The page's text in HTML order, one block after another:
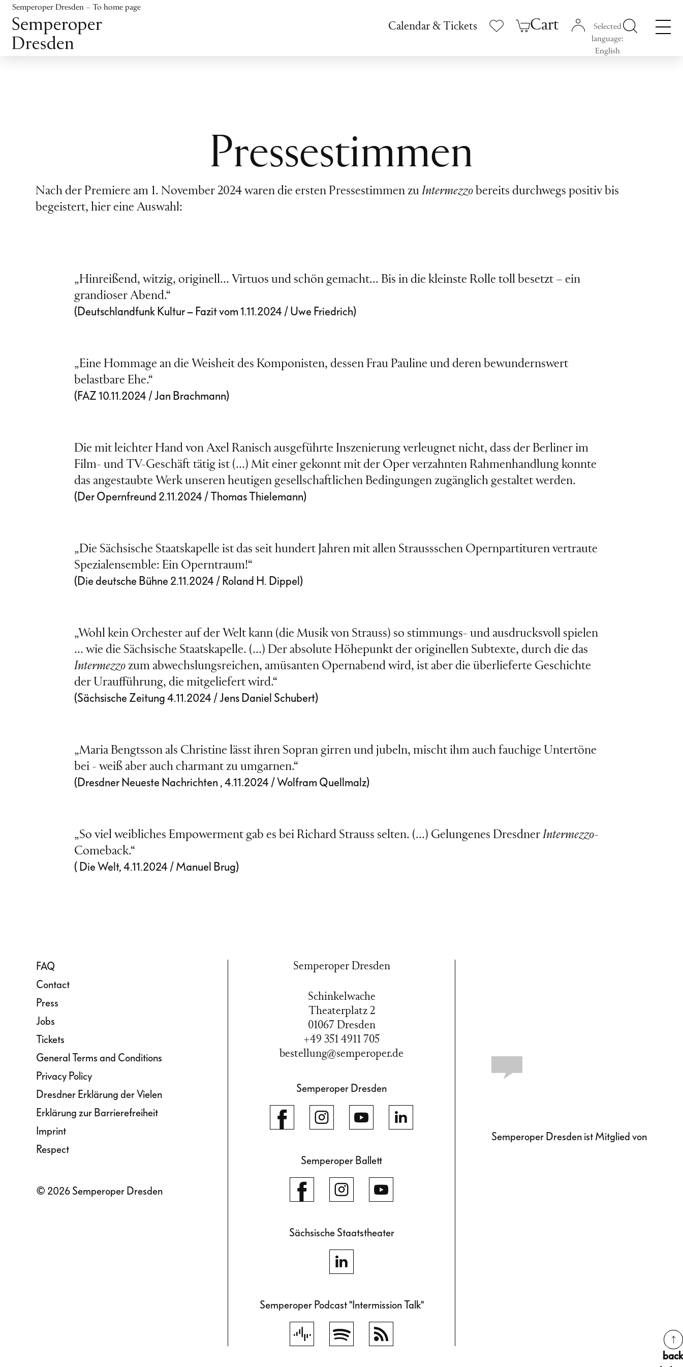
Jump to content
Jump to footer
Semperoper Dresden – To home page
Calendar & Tickets Cart
Selected
language:
English
Pressestimmen
Nach der Premiere am 1. November 2024 waren die ersten Pressestimmen zu Intermezzobereits durchwegs positiv bis
begeistert, hier eine Auswahl:
„Hinreißend, witzig, originell… Virtuos und schön gemacht... Bis in die kleinste Rolle toll besetzt – ein
grandioser Abend.“
(Deutschlandfunk Kultur – Fazit vom 1.11.2024 / Uwe Friedrich)
„Eine Hommage an die Weisheit des Komponisten, dessen Frau Pauline und deren bewundernswert
belastbare Ehe.“
(FAZ 10.11.2024 / Jan Brachmann)
Die mit leichter Hand von Axel Ranisch ausgeführte Inszenierung verleugnet nicht, dass der Berliner im
Film- und TV-Geschäft tätig ist (…) Mit einer gekonnt mit der Oper verzahnten Rahmenhandlung konnte
das angestaubte Werk unseren heutigen gesellschaftlichen Bedingungen zugänglich gestaltet werden.
(Der Opernfreund 2.11.2024 / Thomas Thielemann)
„Die Sächsische Staatskapelle ist das seit hundert Jahren mit allen Straussschen Opernpartituren vertraute
Spezialensemble: Ein Operntraum!“
(Die deutsche Bühne 2.11.2024 / Roland H. Dippel)
„Wohl kein Orchester auf der Welt kann (die Musik von Strauss) so stimmungs- und ausdrucksvoll spielen
… wie die Sächsische Staatskapelle. (…) Der absolute Höhepunkt der originellen Subtexte, durch die das
Intermezzo zum abwechslungsreichen, amüsanten Opernabend wird, ist aber die überlieferte Geschichte
der Uraufführung, die mitgeliefert wird.“
(Sächsische Zeitung 4.11.2024 / Jens Daniel Schubert)
„Maria Bengtsson als Christine lässt ihren Sopran girren und jubeln, mischt ihm auch fauchige Untertöne
bei - weiß aber auch charmant zu umgarnen.“
(Dresdner Neueste Nachrichten , 4.11.2024 / Wolfram Quellmalz)
„So viel weibliches Empowerment gab es bei Richard Strauss selten. (…) Gelungenes DresdnerIntermezzo-
Comeback.“
( Die Welt, 4.11.2024 / Manuel Brug)
back
back
FAQ
Contact
Press
Jobs
Tickets
General Terms and Conditions
Privacy Policy
Dresdner Erklärung der Vielen
Erklärung zur Barrierefreiheit
Imprint
Respect
© 2026 Semperoper Dresden
Semperoper Dresden
Schinkelwache
Theaterplatz 2
01067 Dresden
+49 351 4911 705
bestellung@semperoper.de
Semperoper Dresden
Semperoper Ballett
Sächsische Staatstheater
Semperoper Podcast "Intermission Talk"
Semperoper Dresden ist Mitglied von